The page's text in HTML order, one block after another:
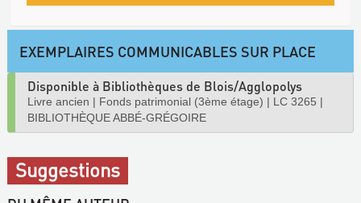
EXEMPLAIRES COMMUNICABLES SUR PLACE
Disponible à Bibliothèques de Blois/Agglopolys
Livre ancien | Fonds patrimonial (3ème étage) | LC 3265 |
BIBLIOTHÈQUE ABBÉ-GRÉGOIRE
Suggestions